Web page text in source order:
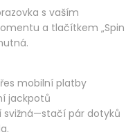
s vaším
a tlačítkem „Spin
mobilní platby
jackpotů
svižná—stačí pár dotyků